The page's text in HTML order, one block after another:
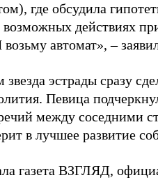
где обсудила
возможных действиях
возьму автомат», –
эстрады сразу
Певица
между соседними
в лучшее развитие
газета ВЗГЛЯД,